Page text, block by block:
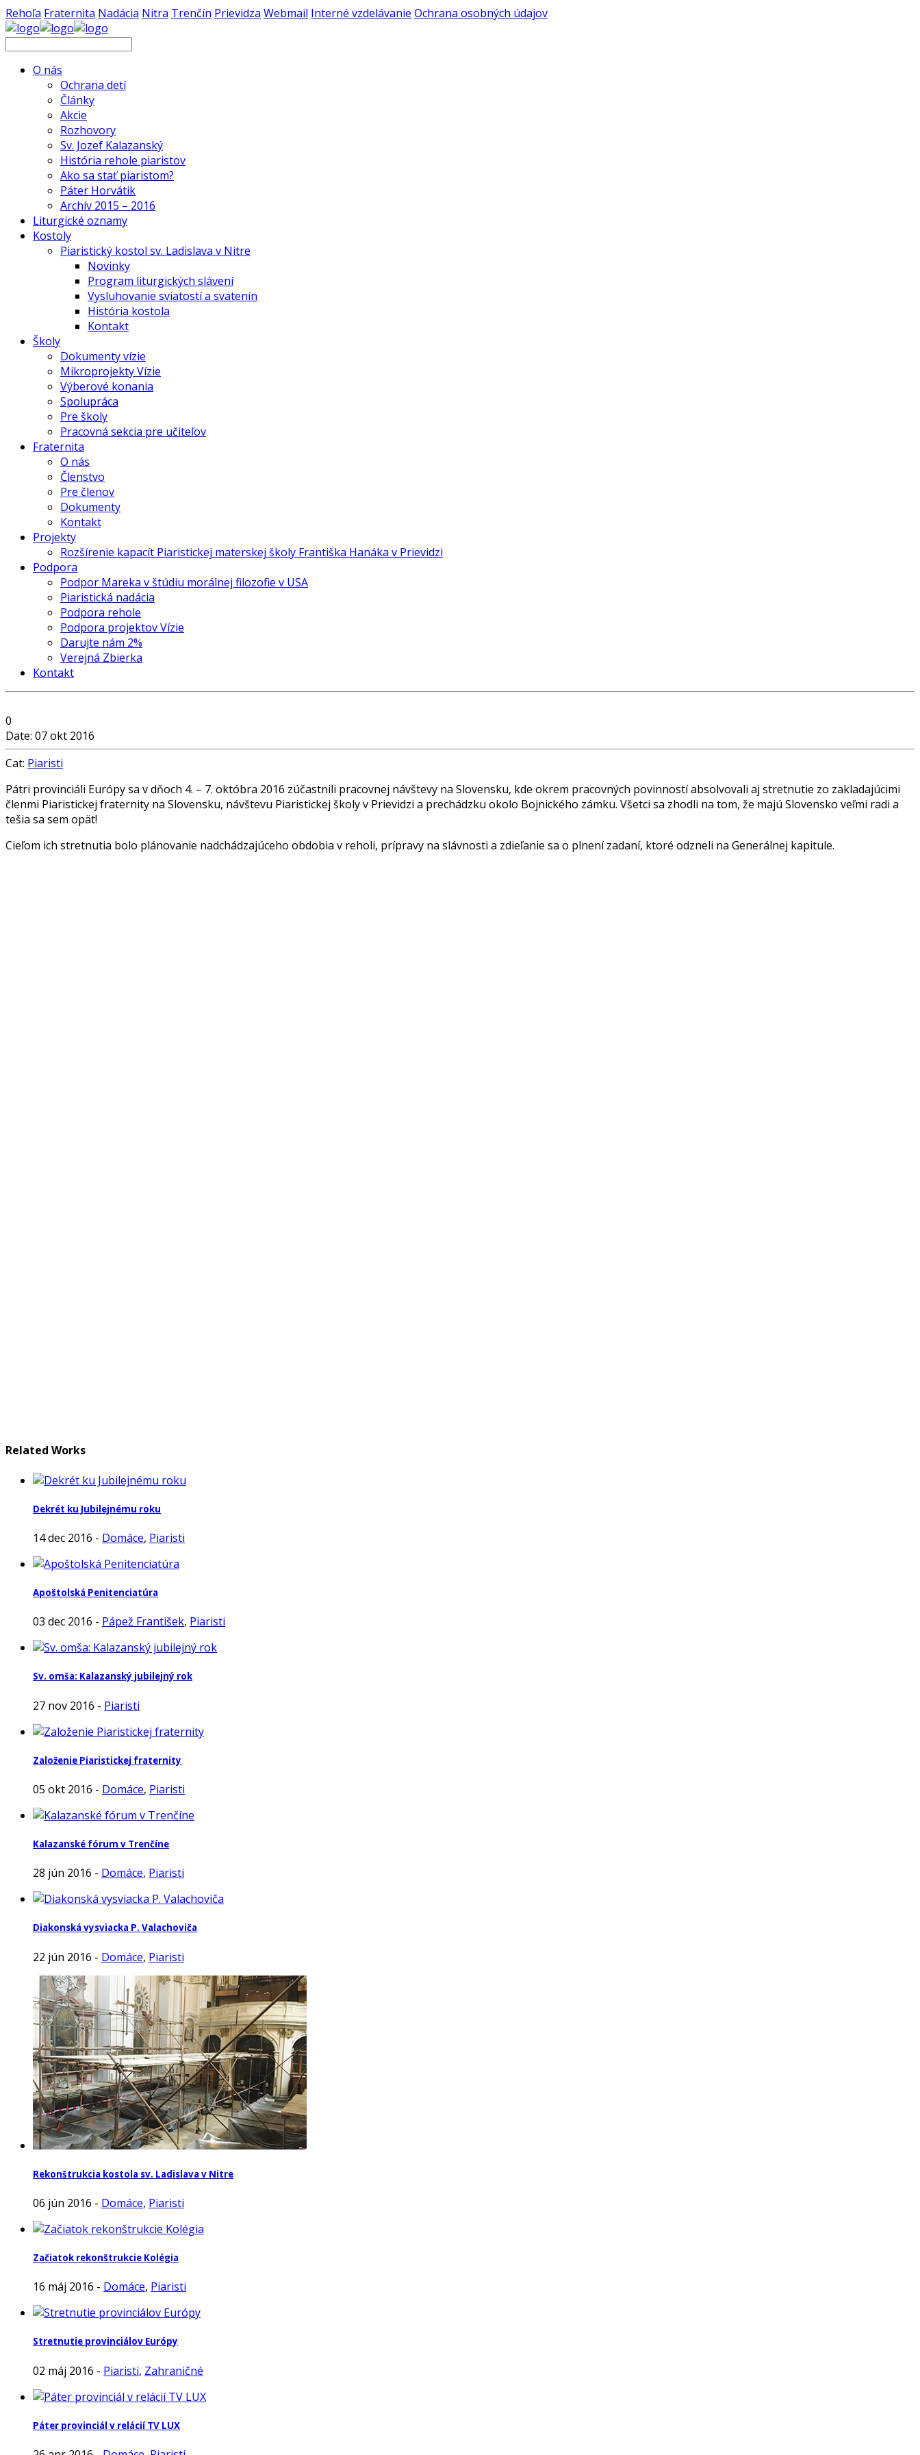
Rehoľa Fraternita Nadácia Nitra Trenčín Prievidza Webmail Interné vzdelávanie Ochrana osobných údajov
O nás
Ochrana detí
Články
Akcie
Rozhovory
Sv. Jozef Kalazanský
História rehole piaristov
Ako sa stať piaristom?
Páter Horvátik
Archív 2015 – 2016
Liturgické oznamy
Kostoly
Piaristický kostol sv. Ladislava v Nitre
Novinky
Program liturgických slávení
Vysluhovanie sviatostí a svätenín
História kostola
Kontakt
Školy
Dokumenty vízie
Mikroprojekty Vízie
Výberové konania
Spolupráca
Pre školy
Pracovná sekcia pre učiteľov
Fraternita
O nás
Členstvo
Pre členov
Dokumenty
Kontakt
Projekty
Rozšírenie kapacít Piaristickej materskej školy Františka Hanáka v Prievidzi
Podpora
Podpor Mareka v štúdiu morálnej filozofie v USA
Piaristická nadácia
Podpora rehole
Podpora projektov Vízie
Darujte nám 2%
Verejná Zbierka
Kontakt
0
Date: 07 okt 2016
Cat: Piaristi
Pátri provinciáli Európy sa v dňoch 4. – 7. októbra 2016 zúčastnili pracovnej návštevy na Slovensku, kde okrem pracovných povinností absolvovali aj stretnutie zo zakladajúcimi
členmi Piaristickej fraternity na Slovensku, návštevu Piaristickej školy v Prievidzi a prechádzku okolo Bojnického zámku. Všetci sa zhodli na tom, že majú Slovensko veľmi radi a
tešia sa sem opät!
Cieľom ich stretnutia bolo plánovanie nadchádzajúceho obdobia v reholi, prípravy na slávnosti a zdieľanie sa o plnení zadaní, ktoré odzneli na Generálnej kapitule.
Related Works
Dekrét ku Jubilejnému roku
14 dec 2016 - Domáce, Piaristi
Apoštolská Penitenciatúra
03 dec 2016 - Pápež František, Piaristi
Sv. omša: Kalazanský jubilejný rok
27 nov 2016 - Piaristi
Založenie Piaristickej fraternity
05 okt 2016 - Domáce, Piaristi
Kalazanské fórum v Trenčíne
28 jún 2016 - Domáce, Piaristi
Diakonská vysviacka P. Valachoviča
22 jún 2016 - Domáce, Piaristi
Rekonštrukcia kostola sv. Ladislava v Nitre
06 jún 2016 - Domáce, Piaristi
Začiatok rekonštrukcie Kolégia
16 máj 2016 - Domáce, Piaristi
Stretnutie provinciálov Európy
02 máj 2016 - Piaristi, Zahraničné
Páter provinciál v relácií TV LUX